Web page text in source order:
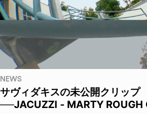
NEWS
サヴィダキスの未公開クリップ
──JACUZZI - MARTY ROUGH